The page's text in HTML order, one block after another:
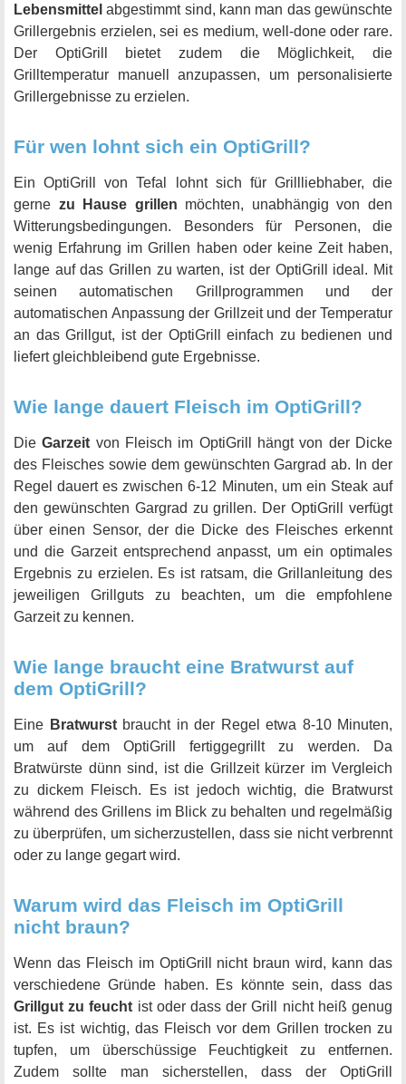
Lebensmittel abgestimmt sind, kann man das gewünschte
Grillergebnis erzielen, sei es medium, well-done oder rare.
Der OptiGrill bietet zudem die Möglichkeit, die
Grilltemperatur manuell anzupassen, um personalisierte
Grillergebnisse zu erzielen.
Für wen lohnt sich ein OptiGrill?
Ein OptiGrill von Tefal lohnt sich für Grillliebhaber, die
gerne zu Hause grillen möchten, unabhängig von den
Witterungsbedingungen. Besonders für Personen, die
wenig Erfahrung im Grillen haben oder keine Zeit haben,
lange auf das Grillen zu warten, ist der OptiGrill ideal. Mit
seinen automatischen Grillprogrammen und der
automatischen Anpassung der Grillzeit und der Temperatur
an das Grillgut, ist der OptiGrill einfach zu bedienen und
liefert gleichbleibend gute Ergebnisse.
Wie lange dauert Fleisch im OptiGrill?
DieGarzeit von Fleisch im OptiGrill hängt von der Dicke
des Fleisches sowie dem gewünschten Gargrad ab. In der
Regel dauert es zwischen 6-12 Minuten, um ein Steak auf
den gewünschten Gargrad zu grillen. Der OptiGrill verfügt
über einen Sensor, der die Dicke des Fleisches erkennt
und die Garzeit entsprechend anpasst, um ein optimales
Ergebnis zu erzielen. Es ist ratsam, die Grillanleitung des
jeweiligen Grillguts zu beachten, um die empfohlene
Garzeit zu kennen.
Wie lange braucht eine Bratwurst auf
dem OptiGrill?
Eine Bratwurstbraucht in der Regel etwa 8-10 Minuten,
um auf dem OptiGrill fertiggegrillt zu werden. Da
Bratwürste dünn sind, ist die Grillzeit kürzer im Vergleich
zu dickem Fleisch. Es ist jedoch wichtig, die Bratwurst
während des Grillens im Blick zu behalten und regelmäßig
zu überprüfen, um sicherzustellen, dass sie nicht verbrennt
oder zu lange gegart wird.
Warum wird das Fleisch im OptiGrill
nicht braun?
Wenn das Fleisch im OptiGrill nicht braun wird, kann das
verschiedene Gründe haben. Es könnte sein, dass das
Grillgut zu feucht ist oder dass der Grill nicht heiß genug
ist. Es ist wichtig, das Fleisch vor dem Grillen trocken zu
tupfen, um überschüssige Feuchtigkeit zu entfernen.
Zudem sollte man sicherstellen, dass der OptiGrill